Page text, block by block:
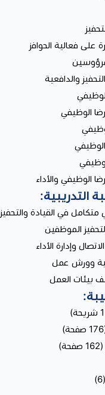
على فعالية الحوافز
والدافعية
الوظيفي
الوظيفي والأداء
التدريبية:
في القيادة والتحفيز
الموظفين
وإدارة الأداء
وورش عمل
بيئات العمل